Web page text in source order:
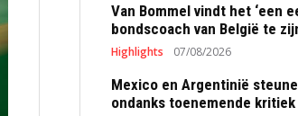
Van Bommel vindt het ‘een
bondscoach van België te
Highlights 07/08/2026
Mexico en Argentinië
ondanks toenemende kritiek